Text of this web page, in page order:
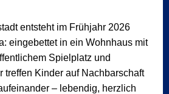
entsteht im Frühjahr 2026
eingebettet in ein Wohnhaus mit
Spielplatz und
treffen Kinder auf Nachbarschaft
– lebendig, herzlich